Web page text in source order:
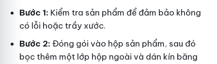
Bước 1: Kiểm tra sản phẩm để đảm bảo không
có lỗi hoặc trầy xước.
Bước 2: Đóng gói vào hộp sản phẩm, sau đó
bọc thêm một lớp hộp ngoài và dán kín băng